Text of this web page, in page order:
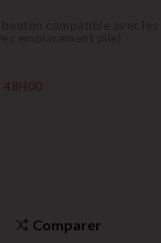
48H00
Comparer